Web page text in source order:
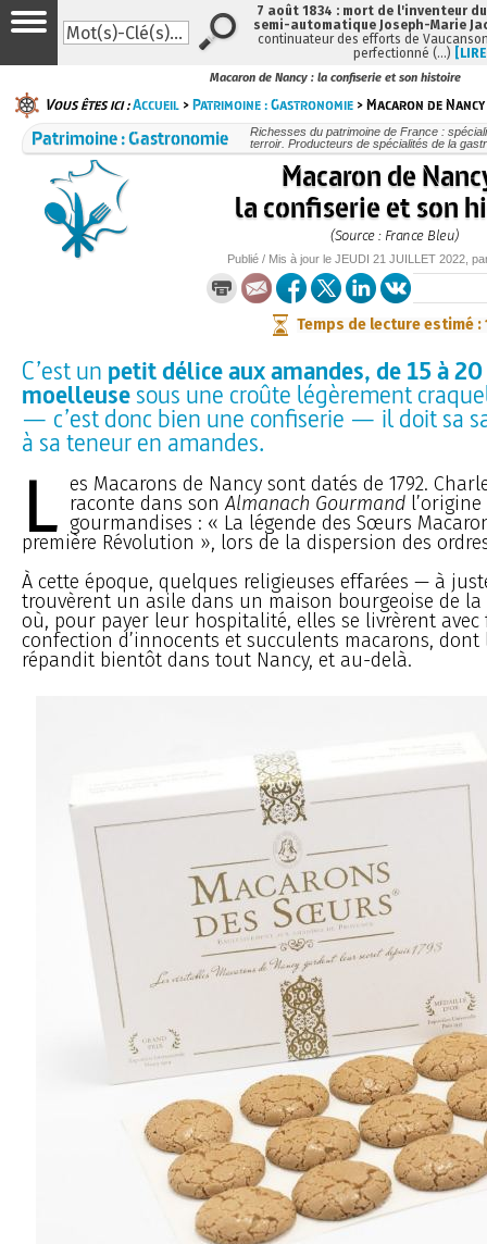
Macaron de Nancy : la confiserie et son histoire
Vous êtes ici :Accueil >Patrimoine : Gastronomie > Macaron de
Patrimoine : Gastronomie
Richesses du patrimoine de France :
terroir. Producteurs de spécialités de la
Macaron de
la confiserie et son
(Source : France Bleu)
Publié / Mis à jour le JEUDI 21 JUILLET 2022,
Temps de lecture estimé :
C’est un petit délice aux amandes, de 15 à
moelleusesous une croûte légèrement
— c’est donc bien une confiserie — il doit sa
à sa teneur en amandes.
L es Macarons de Nancy sont datés de 1792.
raconte dans sonAlmanach Gourmand l’origine
gourmandises : « La légende des Sœurs
première Révolution », lors de la dispersion des
À cette époque, quelques religieuses effarées — à
trouvèrent un asile dans un maison bourgeoise de la
où, pour payer leur hospitalité, elles se livrèrent avec
confection d’innocents et succulents macarons, dont
répandit bientôt dans tout Nancy, et au-delà.
7 août 1834 : mort de l'inventeur
semi-automatique Joseph-Marie
continuateur des efforts de
perfectionné (…)